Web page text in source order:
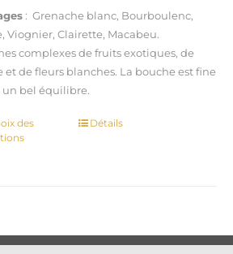
: Grenache blanc, Bourboulenc,
Viognier, Clairette, Macabeu.
complexes de fruits exotiques, de
et de fleurs blanches. La bouche est fine
un bel équilibre.
des
Ce
options
Détails